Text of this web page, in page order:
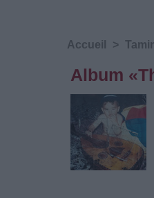
Accueil >
Album